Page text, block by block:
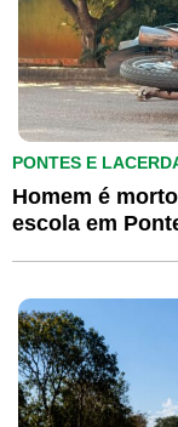
PONTES E
Homem é
escola em